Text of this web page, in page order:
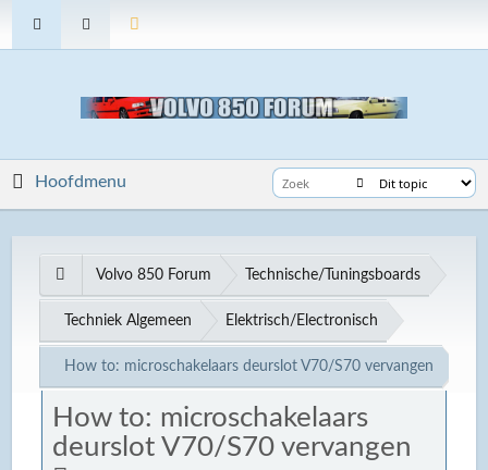
Hoofdmenu
Volvo 850 Forum Technische/Tuningsboards
Techniek Algemeen Elektrisch/Electronisch
How to: microschakelaars deurslot V70/S70 vervangen
How to: microschakelaars
deurslot V70/S70 vervangen